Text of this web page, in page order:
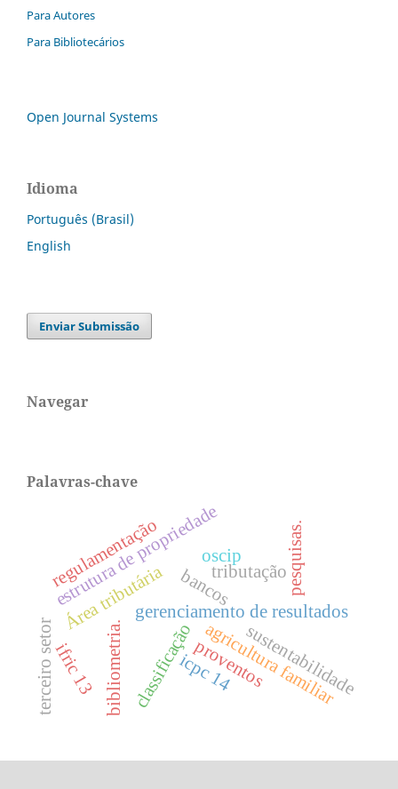
Para Autores
Para Bibliotecários
Open Journal Systems
Idioma
Português (Brasil)
English
Enviar Submissão
Navegar
Palavras-chave
classificação
Área tributária tributação
gerenciamento de resultados
estrutura de propriedade
agricultura familiar
bibliometria.
bancos
regulamentação pesquisas.
terceiro setor
oscip
sustentabilidade
ifric 13 icpc 14
proventos